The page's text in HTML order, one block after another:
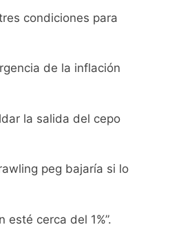
condiciones para
de la inflación
la salida del cepo
peg bajaría si lo
cerca del 1%”.